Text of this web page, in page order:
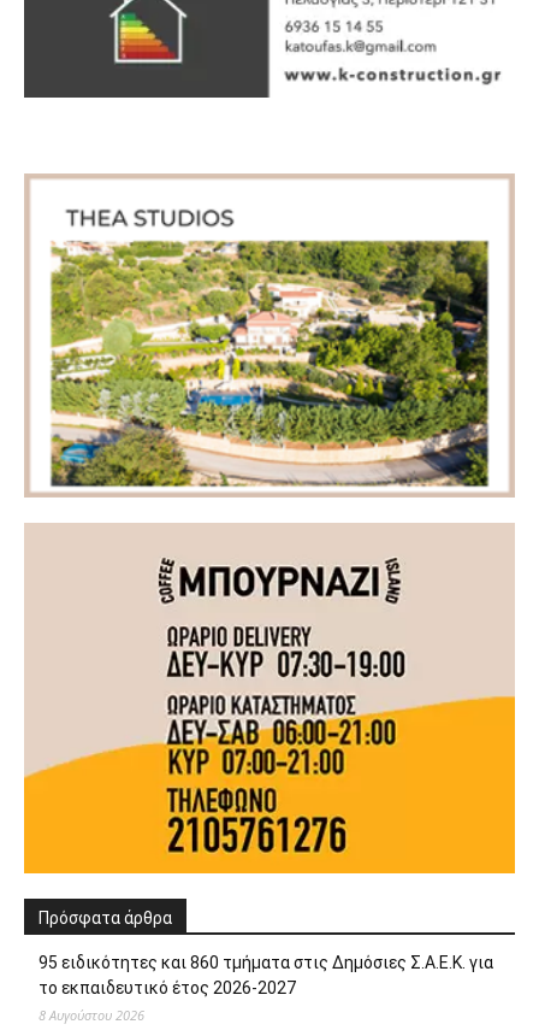
Πρόσφατα άρθρα
95 ειδικότητες και 860 τμήματα στις Δημόσιες Σ.Α.Ε.Κ. για
το εκπαιδευτικό έτος 2026-2027
8 Αυγούστου 2026